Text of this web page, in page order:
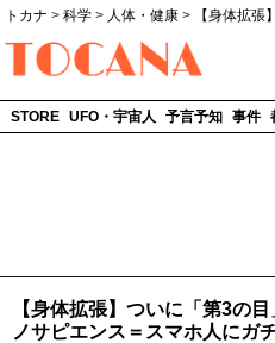
トカナ > 科学 > 人体・健康 >
【身体拡張
STORE UFO・宇宙人 予言予知 事件
【身体拡張】ついに「第3の
ノサピエンス＝スマホ人にガ